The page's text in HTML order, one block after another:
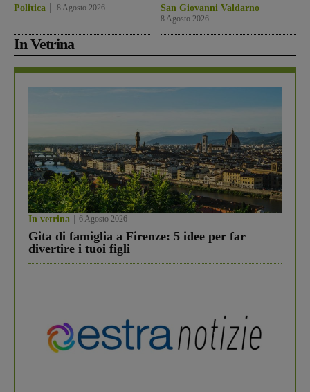
Politica 8 Agosto 2026 San Giovanni Valdarno
8 Agosto 2026
In Vetrina
In vetrina 6 Agosto 2026
Gita di famiglia a Firenze: 5 idee per far
divertire i tuoi figli